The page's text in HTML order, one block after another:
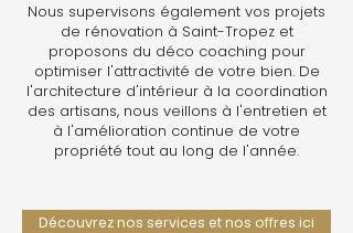
Nous supervisons également vos projets
de rénovation à Saint-Tropez et
proposons du déco coaching pour
optimiser l'attractivité de votre bien. De
l'architecture d'intérieur à la coordination
des artisans, nous veillons à l'entretien et
à l'amélioration continue de votre
propriété tout au long de l'année.
Découvrez nos services et nos offres ici